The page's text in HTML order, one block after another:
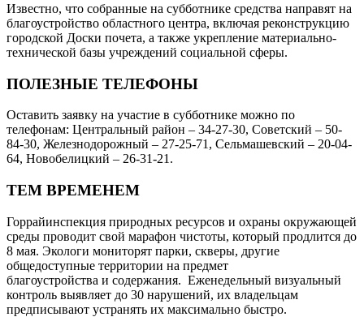
Известно, что собранные на субботнике средства направят на
благоустрой­ство областного центра, включая реконструкцию
городской Доски почета, а также укрепление материально-
технической базы учреждений социальной сферы.
ПОЛЕЗНЫЕ ТЕЛЕФОНЫ
Оставить заявку на участие в субботнике можно по
телефонам: Центральный район – 34-27-30, Советский – 50-
84-30, Железнодорожный – 27-25-71, Сельмашевский – 20-04-
64, Новобелицкий – 26-31-21.
ТЕМ ВРЕМЕНЕМ
Горрайинспекция природных ресурсов и охраны окружающей
среды проводит свой марафон чистоты, который продлится до
8 мая. Экологи мониторят парки, скверы, другие
общедоступные территории на предмет
благоустройства и содержания. Еженедельный визуальный
контроль выявляет до 30 нарушений, их владельцам
предписывают устранять их максимально быстро.